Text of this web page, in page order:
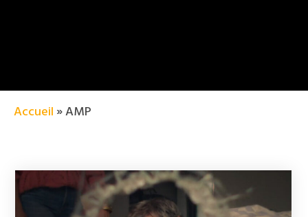
Accueil »AMP